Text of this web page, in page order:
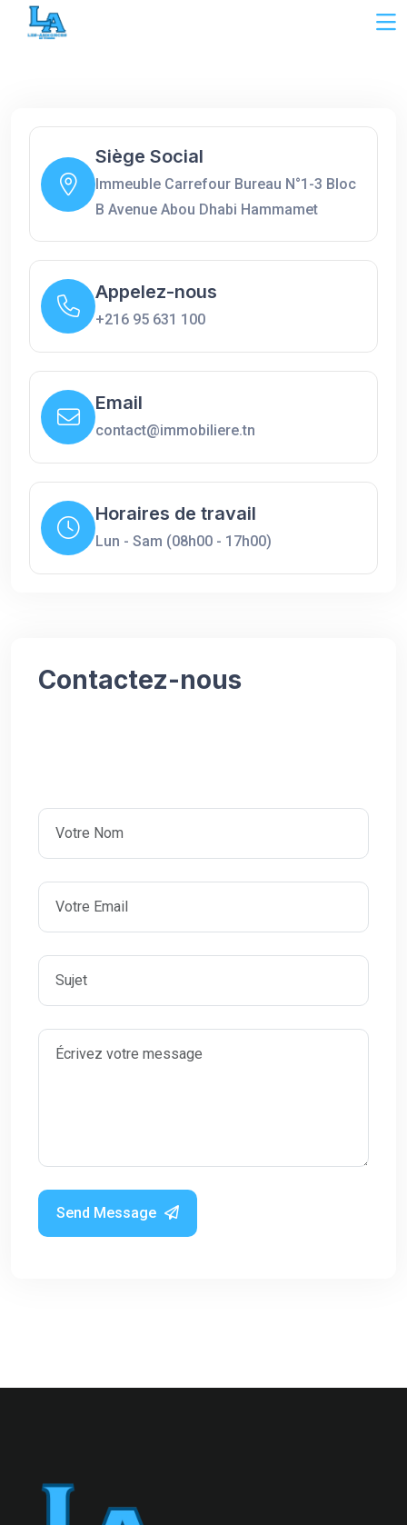
Siège Social
Immeuble Carrefour Bureau N°1-3 Bloc
B Avenue Abou Dhabi Hammamet
Appelez-nous
+216 95 631 100
Email
contact@immobiliere.tn
Horaires de travail
Lun - Sam (08h00 - 17h00)
Contactez-nous
Send Message